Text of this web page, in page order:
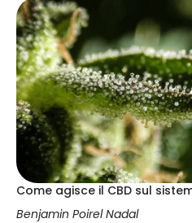
Come agisce il CBD sul
Benjamin Poirel Nadal